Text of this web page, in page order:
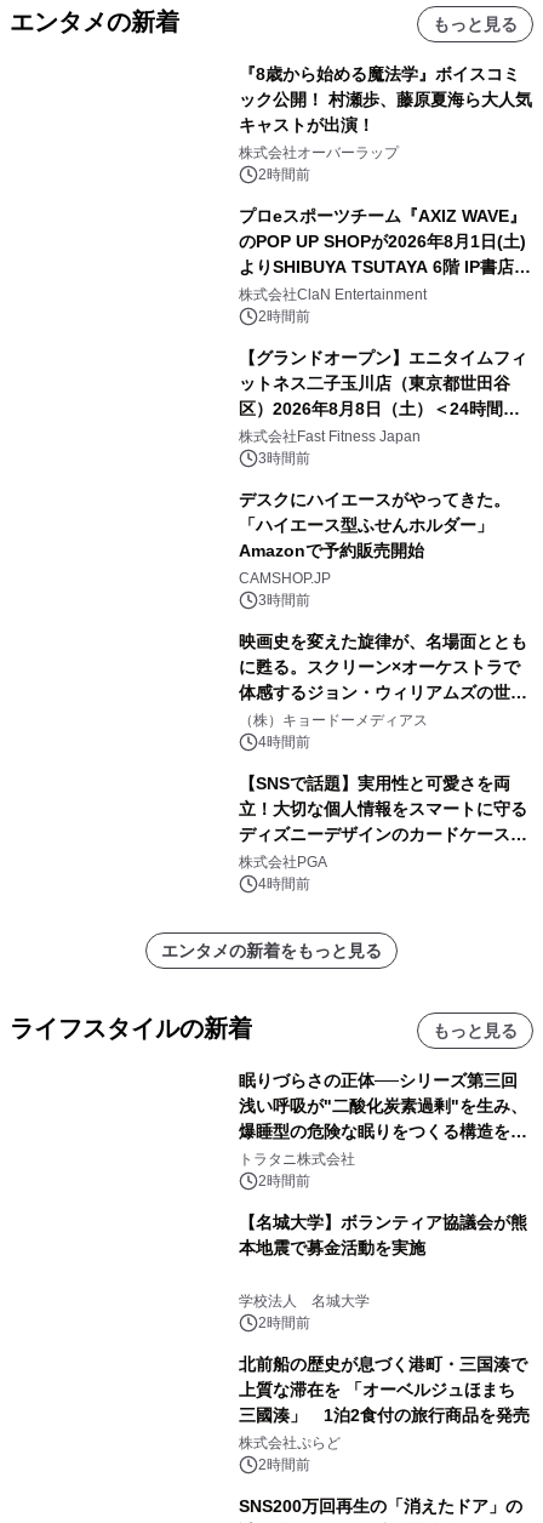
エンタメの新着 もっと見る
『8歳から始める魔法学』ボイスコミ
ック公開！ 村瀬歩、藤原夏海ら大人気
キャストが出演！
株式会社オーバーラップ
2時間前
プロeスポーツチーム『AXIZ WAVE』
のPOP UP SHOPが2026年8月1日(土)
よりSHIBUYA TSUTAYA 6階 IP書店で
開催決定！！
株式会社ClaN Entertainment
2時間前
【グランドオープン】エニタイムフィ
ットネス二子玉川店（東京都世田谷
区）2026年8月8日（土）＜24時間年
中無休のフィットネスジム＞
株式会社Fast Fitness Japan
3時間前
デスクにハイエースがやってきた。
「ハイエース型ふせんホルダー」
Amazonで予約販売開始
CAMSHOP.JP
3時間前
映画史を変えた旋律が、名場面ととも
に甦る。スクリーン×オーケストラで
体感するジョン・ウィリアムズの世
界。ジョン・ウィリアムズ：シネマ・
スペクタキュラー・コンサート 開催決
（株）キョードーメディアス
4時間前
【SNSで話題】実用性と可愛さを両
立！大切な個人情報をスマートに守る
ディズニーデザインのカードケースを
株式会社PGAが8月7日発売
株式会社PGA
4時間前
エンタメの新着をもっと見る
ライフスタイルの新着 もっと見る
眠りづらさの正体──シリーズ第三回
浅い呼吸が"二酸化炭素過剰"を生み、
爆睡型の危険な眠りをつくる構造を解
説
トラタニ株式会社
2時間前
【名城大学】ボランティア協議会が熊
本地震で募金活動を実施
学校法人 名城大学
2時間前
北前船の歴史が息づく港町・三国湊で
上質な滞在を 「オーベルジュほまち
三國湊」 1泊2食付の旅行商品を発売
株式会社ぷらど
2時間前
SNS200万回再生の「消えたドア」の